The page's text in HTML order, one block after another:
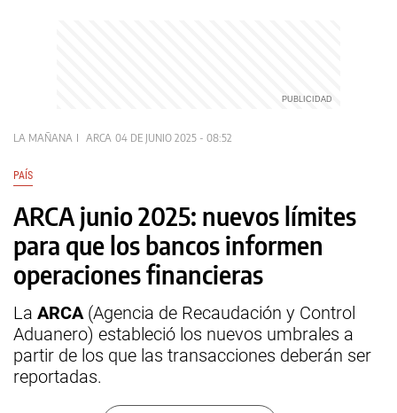
LA MAÑANA ARCA 04 DE JUNIO 2025 - 08:52
PAÍS
ARCA junio 2025: nuevos límites
para que los bancos informen
operaciones financieras
La ARCA (Agencia de Recaudación y Control
Aduanero) estableció los nuevos umbrales a
partir de los que las transacciones deberán ser
reportadas.